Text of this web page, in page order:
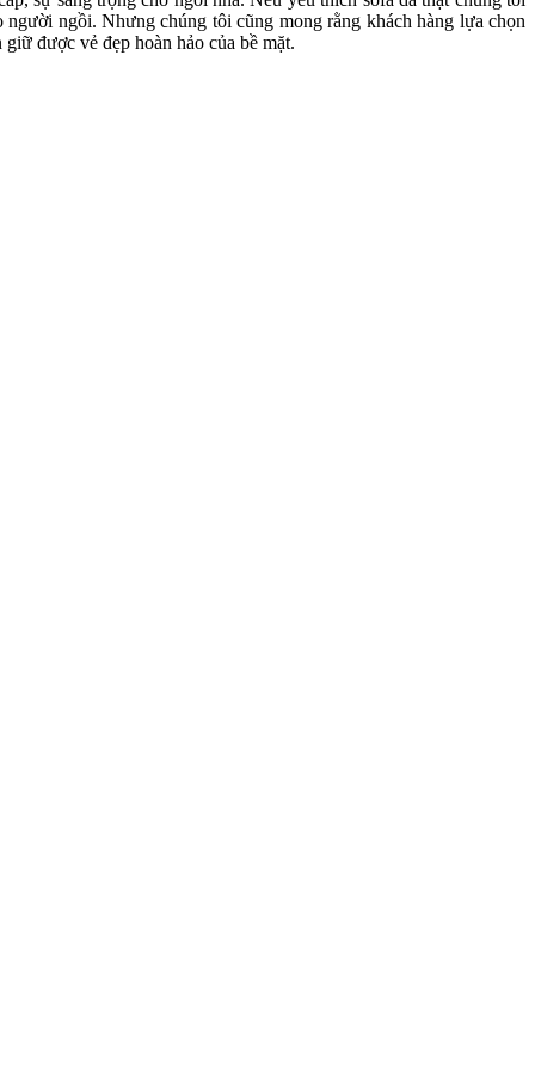
ngồi. Nhưng chúng tôi cũng mong rằng khách hàng lựa chọn
được vẻ đẹp hoàn hảo của bề mặt.